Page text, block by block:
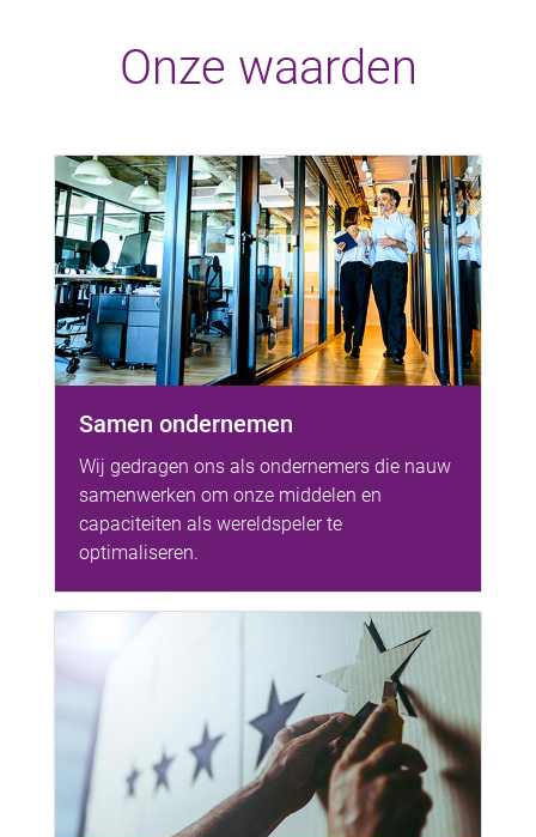
Onze waarden
Samen ondernemen
Wij gedragen ons als ondernemers die nauw
samenwerken om onze middelen en
capaciteiten als wereldspeler te
optimaliseren.